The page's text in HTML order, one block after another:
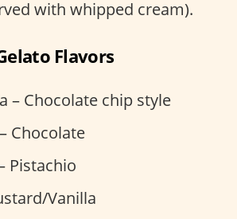
with whipped cream).
Flavors
– Chocolate chip style
Chocolate
Pistachio
Vanilla